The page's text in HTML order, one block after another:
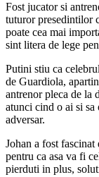
Fost jucator si
tuturor presedintilor
poate cea mai
sint litera de lege
Putini stiu ca
de Guardiola,
antrenor pleca de la
atunci cind o ai si sa
adversar.
Johan a fost
pentru ca asa va fi
pierduti in plus,